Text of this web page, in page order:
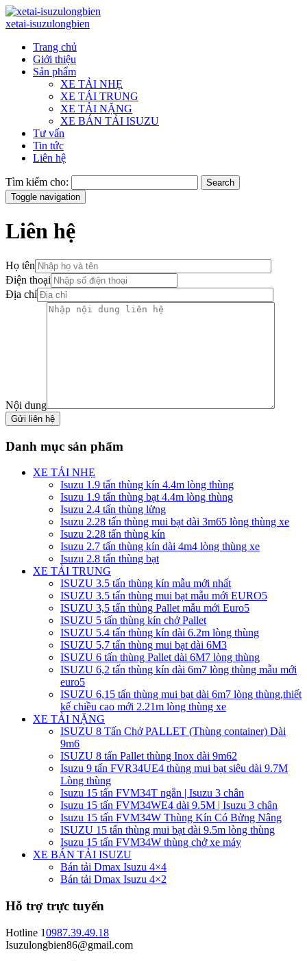
xetai-isuzulongbien
Trang chủ
Giới thiệu
Sản phẩm
XE TẢI NHẸ
XE TẢI TRUNG
XE TẢI NẶNG
XE BÁN TẢI ISUZU
Tư vấn
Tin tức
Liên hệ
Tìm kiếm cho:
Search
Toggle navigation
Liên hệ
Họ tên
Điện thoại
Địa chỉ
Nội dung
Danh mục sản phẩm
XE TẢI NHẸ
Isuzu 1.9 tấn thùng kín 4.4m lòng thùng
Isuzu 1.9 tấn thùng bạt 4.4m lòng thùng
Isuzu 2.4 tấn thùng lửng
Isuzu 2.28 tấn thùng mui bạt dài 3m65 lòng thùng xe
Isuzu 2.28 tấn thùng kín
Isuzu 2.7 tấn thùng kín dài 4m4 lòng thùng xe
Isuzu 2.8 tấn thùng bạt
XE TẢI TRUNG
ISUZU 3.5 tấn thùng kín mẫu mới nhất
ISUZU 3.5 tấn thùng mui bạt mẫu mới EURO5
ISUZU 3,5 tấn thùng Pallet mẫu mới Euro5
ISUZU 5 tấn thùng kín chở Pallet
ISUZU 5.4 tấn thùng kín dài 6.2m lòng thùng
ISUZU 5,7 tấn thùng mui bạt dài 6M3
ISUZU 6 tấn thùng Pallet dài 6M7 lòng thùng
ISUZU 6,2 tấn thùng kín dài 6m7 lòng thùng mẫu mới
euro5
ISUZU 6,15 tấn thùng mui bạt dài 6m7 lòng thùng,thiết
kế chiều cao mới 2.21m lòng thùng xe
XE TẢI NẶNG
ISUZU 8 Tấn Chở PALLET (Thùng container) Dài
9m6
ISUZU 8 tấn Pallet thùng Inox dài 9m62
Isuzu 9 tấn FVR34UE4 thùng mui bạt siêu dài 9.7M
Lòng thùng
Isuzu 15 tấn FVM34T ngắn | Isuzu 3 chân
Isuzu 15 tấn FVM34WE4 dài 9.5M | Isuzu 3 chân
Isuzu 15 tấn FVM34W Thùng Kín Có Bửng Nâng
ISUZU 15 tấn thùng mui bạt dài 9.5m lòng thùng
Isuzu 15 tấn FVM34W thùng chở xe máy
XE BÁN TẢI ISUZU
Bán tải Dmax Isuzu 4×4
Bán tải Dmax Isuzu 4×2
Hỗ trợ trực tuyến
Hotline 10987.39.49.18
Isuzulongbien86@gmail.com